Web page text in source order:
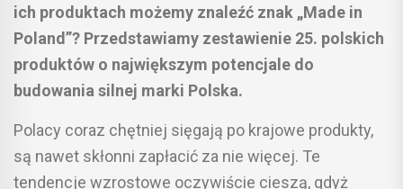
ich produktach możemy znaleźć znak „Made in
Poland”? Przedstawiamy zestawienie 25. polskich
produktów o największym potencjale do
budowania silnej marki Polska.
Polacy coraz chętniej sięgają po krajowe produkty,
są nawet skłonni zapłacić za nie więcej. Te
tendencje wzrostowe oczywiście cieszą, gdyż